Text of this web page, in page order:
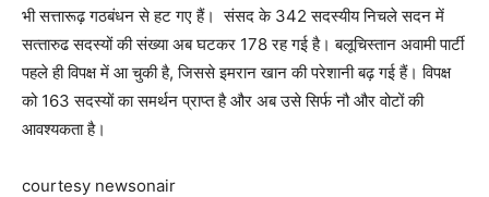
भी सत्तारूढ़ गठबंधन से हट गए हैं। संसद के 342 सदस्यीय निचले सदन में
सत्‍तारुढ सदस्यों की संख्या अब घटकर 178 रह गई है। बलूचिस्तान अवामी पार्टी
पहले ही विपक्ष में आ चुकी है, जिससे इमरान खान की परेशानी बढ़ गई हैं। विपक्ष
को 163 सदस्यों का समर्थन प्राप्त है और अब उसे सिर्फ नौ और वोटों की
आवश्यकता है।
courtesy newsonair